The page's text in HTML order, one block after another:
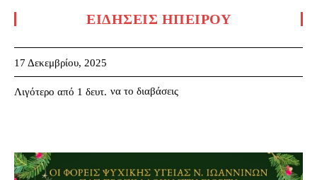
ΕΙΔΉΣΕΙΣ ΗΠΕΊΡΟΥ
17 Δεκεμβρίου, 2025
Λιγότερο από 1 δευτ. να το διαβάσεις